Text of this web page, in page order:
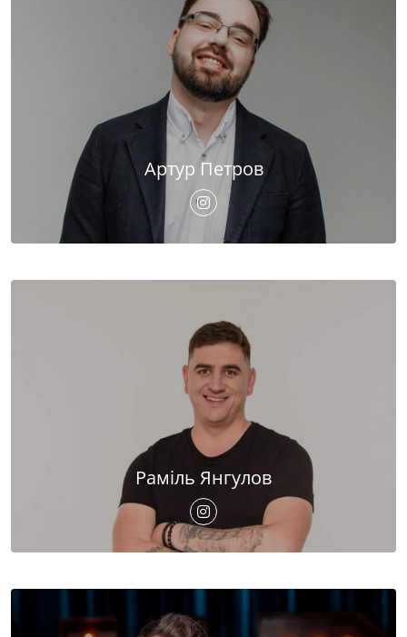
Артур Петров
Раміль Янгулов